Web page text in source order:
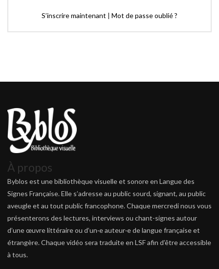
S’inscrire maintenant | Mot de passe oublié ?
À propos
Byblos est une bibliothèque visuelle et sonore en Langue des
Signes Française. Elle s’adresse au public sourd, signant, au public
aveugle et au tout public francophone. Chaque mercredi nous vous
présenterons des lectures, interviews ou chant-signes autour
d’une œuvre littéraire ou d’un·e auteur·e de langue française et
étrangère. Chaque vidéo sera traduite en LSF afin d’être accessible
à tous.